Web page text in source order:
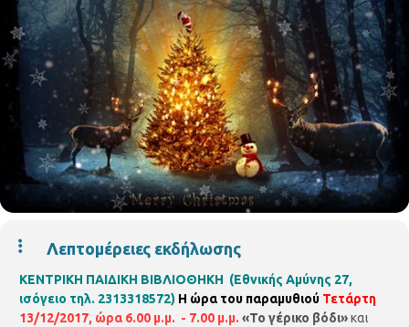
Λεπτομέρειες εκδήλωσης
ΚΕΝΤΡΙΚΗ ΠΑΙΔΙΚΗ ΒΙΒΛΙΟΘΗΚΗ (Εθνικής Αμύνης 27,
ισόγειο τηλ. 2313318572) Η ώρα του παραμυθιού Τετάρτη
13/12/2017, ώρα 6.00 μ.μ. - 7.00 μ.μ. «Το γέρικο βόδι»και